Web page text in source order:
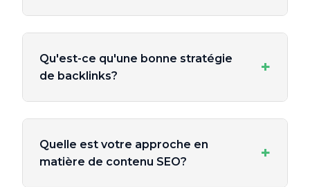
Qu'est-ce qu'une bonne stratégie
de backlinks?
+
Quelle est votre approche en
matière de contenu SEO?
+